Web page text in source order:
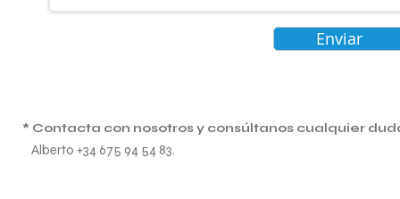
Enviar
* Contacta con nosotros y consúltanos cualquier
Alberto +34 675 94 54 83.